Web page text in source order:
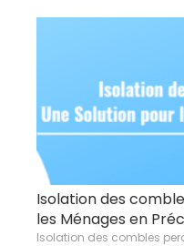
Isolation des
les Ménages en
Isolation des combles